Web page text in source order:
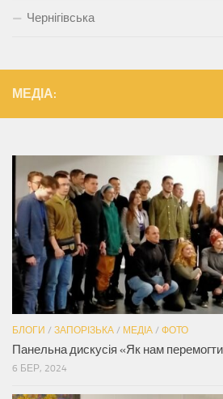
Чернігівська
МЕДІА:
БЛОГИ / ЗАПОРІЗЬКА / МЕДІА / ФОТО
Панельна дискусія «Як нам
6 БЕР, 2024